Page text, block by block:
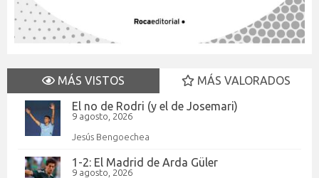
MÁS VISTOS
MÁS VALORADOS
El no de Rodri (y el de Josemari)
9 agosto, 2026
Jesús Bengoechea
1-2: El Madrid de Arda Güler
9 agosto, 2026